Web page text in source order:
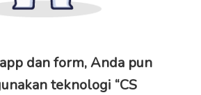
dan form, Anda pun
teknologi “CS